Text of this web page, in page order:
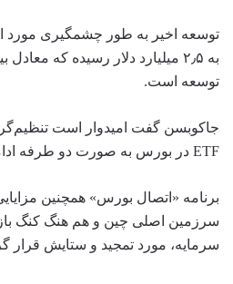
توسعه اخیر به طور چشمگیری مورد
به ۲٫۵ میلیارد دلار رسیده
توسعه است.
جاکوبسن گفت امیدوار است
ETF در بورس به صورت دو طرفه ادامه دهند.
سرزمین اصلی چین و هم هنگ کنگ باز
سرمایه، مورد تمجید و ستایش قرار